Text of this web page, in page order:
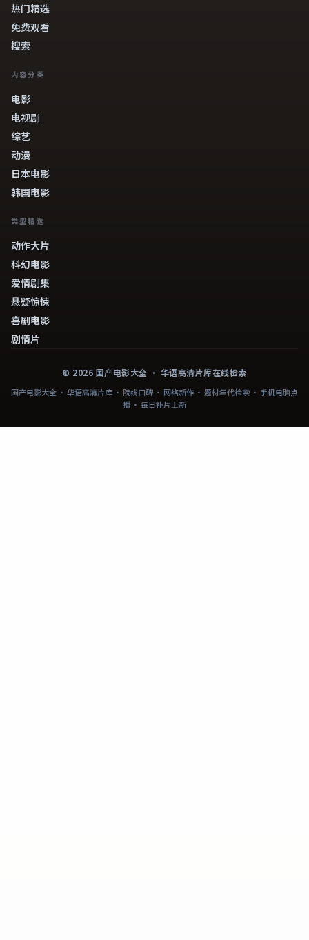
热门精选
免费观看
搜索
内容分类
电影
电视剧
综艺
动漫
日本电影
韩国电影
类型精选
动作大片
科幻电影
爱情剧集
悬疑惊悚
喜剧电影
剧情片
© 2026 国产电影大全 · 华语高清片库在线检索
国产电影大全 · 华语高清片库 · 院线口碑 · 网络新作 · 题材年代检索 · 手机电脑点
播 · 每日补片上新